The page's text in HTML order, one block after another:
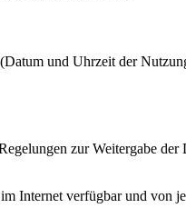
und Uhrzeit der
zur Weitergabe
Internet verfügbar und von